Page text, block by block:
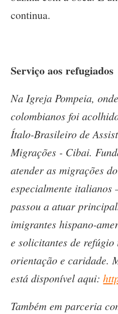
continua.
Serviço aos refugiados
Na Igreja Pompeia,
colombianos foi
Ítalo-Brasileiro de
Migrações - Cibai.
atender as migrações
especialmente
passou a atuar
imigrantes hispano-
e solicitantes de refúgio
orientação e caridade.
está disponível aqui:
Também em parceria